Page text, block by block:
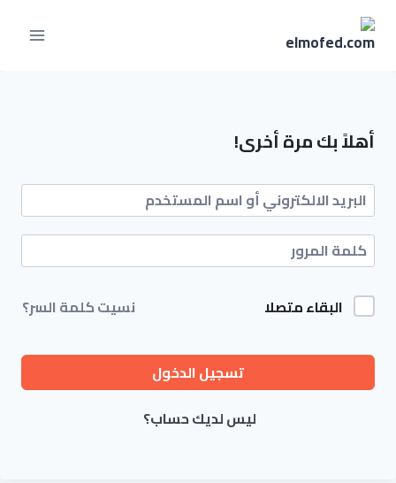
أهلاً بك مرة أخرى!
البقاء متصلا نسيت كلمة السر؟
تسجيل الدخول
ليس لديك حساب؟